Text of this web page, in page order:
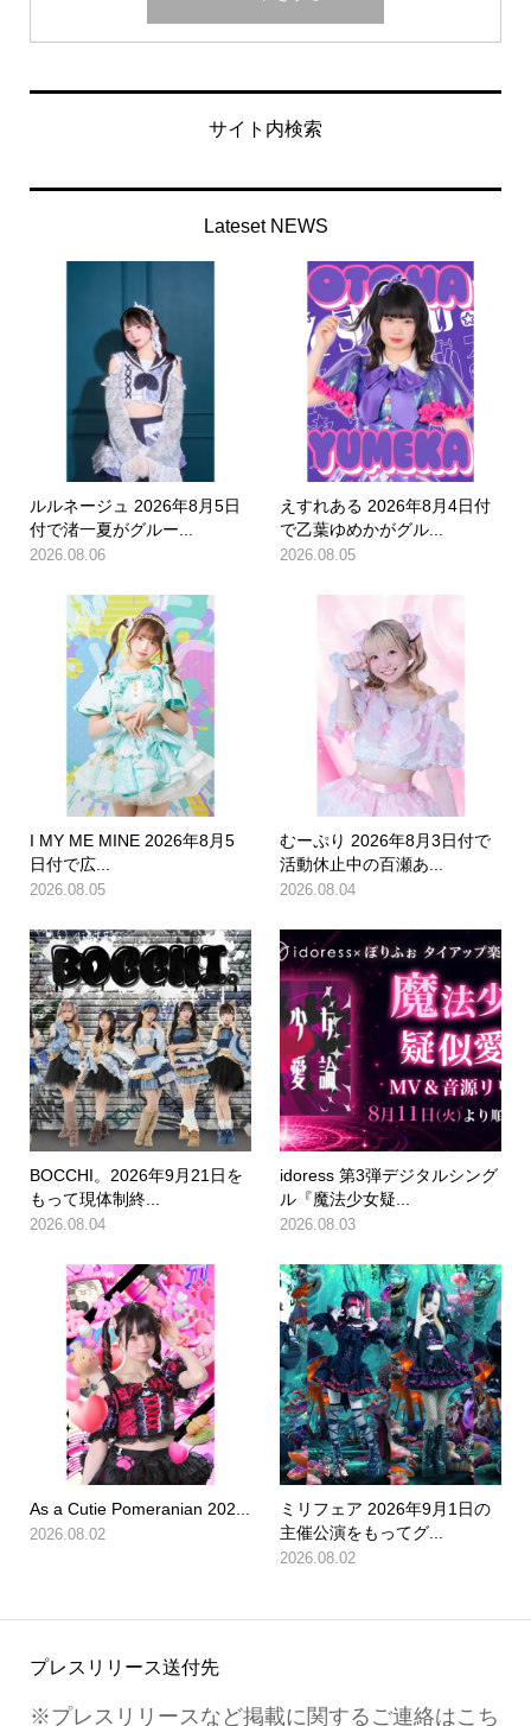
サイト内検索
Lateset NEWS
ルルネージュ 2026年8月5日
付で渚一夏がグルー...
2026.08.06
えすれある 2026年8月4日付
で乙葉ゆめかがグル...
2026.08.05
I MY ME MINE 2026年8月5
日付で広...
2026.08.05
むーぷり 2026年8月3日付で
活動休止中の百瀬あ...
2026.08.04
BOCCHI。2026年9月21日を
もって現体制終...
2026.08.04
idoress 第3弾デジタルシング
ル『魔法少女疑...
2026.08.03
As a Cutie Pomeranian 202...
2026.08.02
ミリフェア 2026年9月1日の
主催公演をもってグ...
2026.08.02
プレスリリース送付先
※プレスリリースなど掲載に関するご連絡はこち